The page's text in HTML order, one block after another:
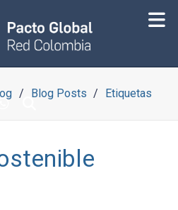
Blog Posts Etiquetas